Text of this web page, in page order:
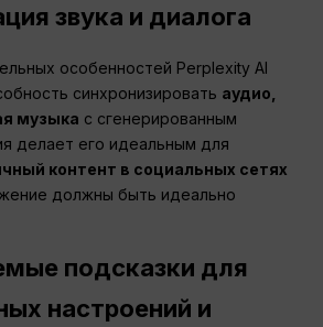
звука и диалога
особенностей Perplexity AI
синхронизировать аудио,
музыка с сгенерированным
делает его идеальным для
контент в социальных сетях
должны быть идеально
подсказки для
настроений и